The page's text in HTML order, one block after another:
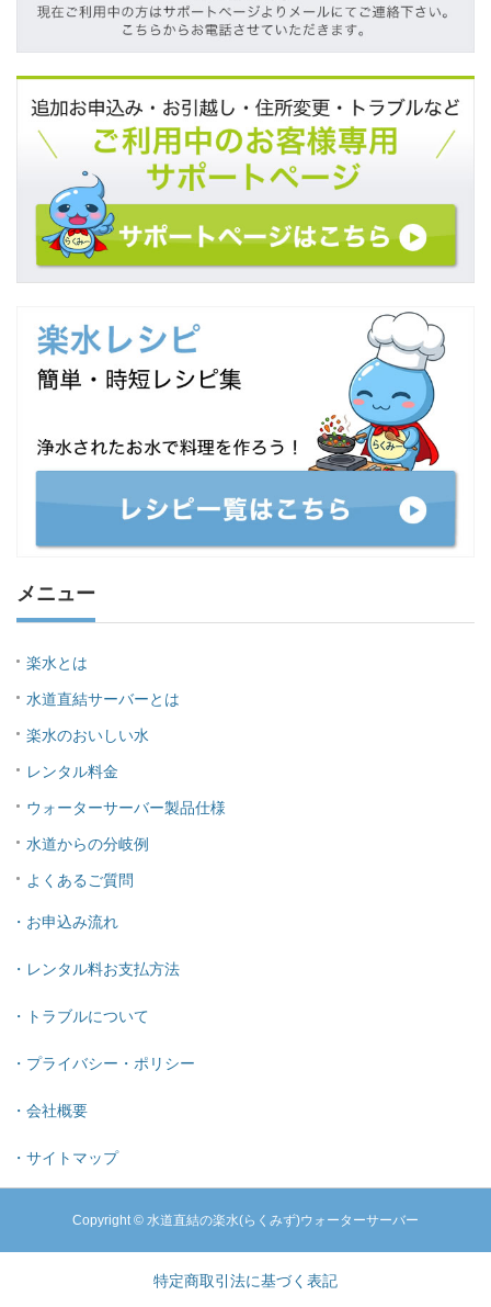
メニュー
楽水とは
水道直結サーバーとは
楽水のおいしい水
レンタル料金
ウォーターサーバー製品仕様
水道からの分岐例
よくあるご質問
・お申込み流れ
・レンタル料お支払方法
・トラブルについて
・プライバシー・ポリシー
・会社概要
・サイトマップ
Copyright © 水道直結の楽水(らくみず)ウォーターサーバー
特定商取引法に基づく表記